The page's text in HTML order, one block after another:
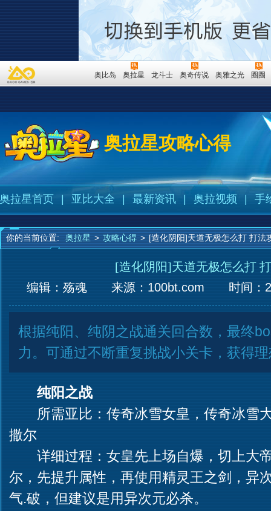
奥比岛 奥拉星 龙斗士 奥奇传说 奥雅之光 圈圈
奥拉星攻略心得
奥拉星首页 亚比大全 最新资讯 奥拉视频 手
你的当前位置: 奥拉星 > 攻略心得 > [造化阴阳]天道无极怎么打 打法
[造化阴阳]天道无极怎么打
编辑：殇魂
来源： 100bt.com 时间：
根据纯阳、纯阴之战通关回合数，最终
力。可通过不断重复挑战小关卡，获得
纯阳之战
所需亚比：传奇冰雪女皇，传奇冰雪
撒尔
详细过程：女皇先上场自爆，切上大
尔，先提升属性，再使用精灵王之剑，异
气.破，但建议是用异次元必杀。